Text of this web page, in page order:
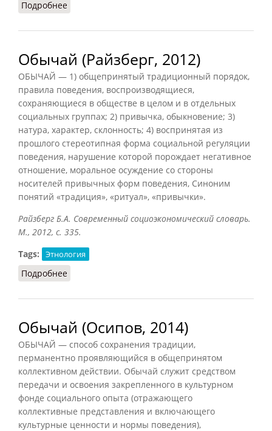
Подробнее
Обычай (Райзберг, 2012)
ОБЫЧАЙ — 1) общепринятый традиционный порядок,
правила поведения, воспроизводящиеся,
сохраняющиеся в обществе в целом и в отдельных
социальных группах; 2) привычка, обыкновение; 3)
натура, характер, склонность; 4) воспринятая из
прошлого стереотипная форма социальной регуляции
поведения, нарушение которой порождает негативное
отношение, моральное осуждение со стороны
носителей привычных форм поведения, Синоним
понятий «традиция», «ритуал», «привычки».
Райзберг Б.А. Современный социоэкономический словарь.
М., 2012, с. 335.
Tags:
Этнология
Подробнее
Обычай (Осипов, 2014)
ОБЫЧАЙ — способ сохранения традиции,
перманентно проявляющийся в общепринятом
коллективном действии. Обычай служит средством
передачи и освоения закрепленного в культурном
фонде социального опыта (отражающего
коллективные представления и включающего
культурные ценности и нормы поведения),